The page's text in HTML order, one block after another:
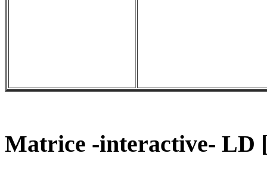
Matrice -interactive-